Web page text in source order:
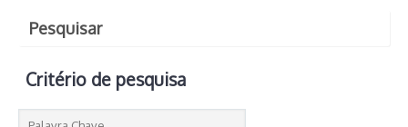
Pesquisar
Critério de pesquisa